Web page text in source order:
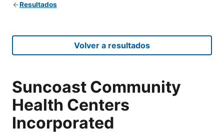
Resultados
Volver a resultados
Suncoast Community
Health Centers
Incorporated